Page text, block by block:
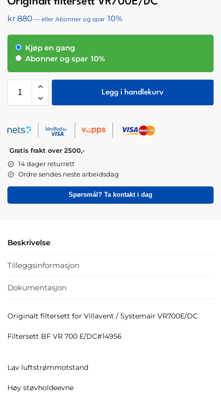
kr 880 — eller Abonner og spar 10%
Kjøp en gang
Abonner og spar 10%
Legg i handlekurv
Gratis frakt over 2500,-
14 dager returrett
Ordre sendes neste arbeidsdag
Spørsmål? Ta kontakt i dag
Beskrivelse
Tilleggsinformasjon
Dokumentasjon
Originalt filtersett for Villavent / Systemair VR700E/DC
Filtersett BF VR 700 E/DC#14956
Lav luftstrømmotstand
Høy støvholdeevne